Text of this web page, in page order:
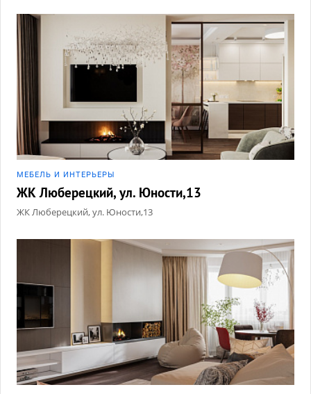
МЕБЕЛЬ И ИНТЕРЬЕРЫ
ЖК Люберецкий, ул. Юности,13
ЖК Люберецкий, ул. Юности,13